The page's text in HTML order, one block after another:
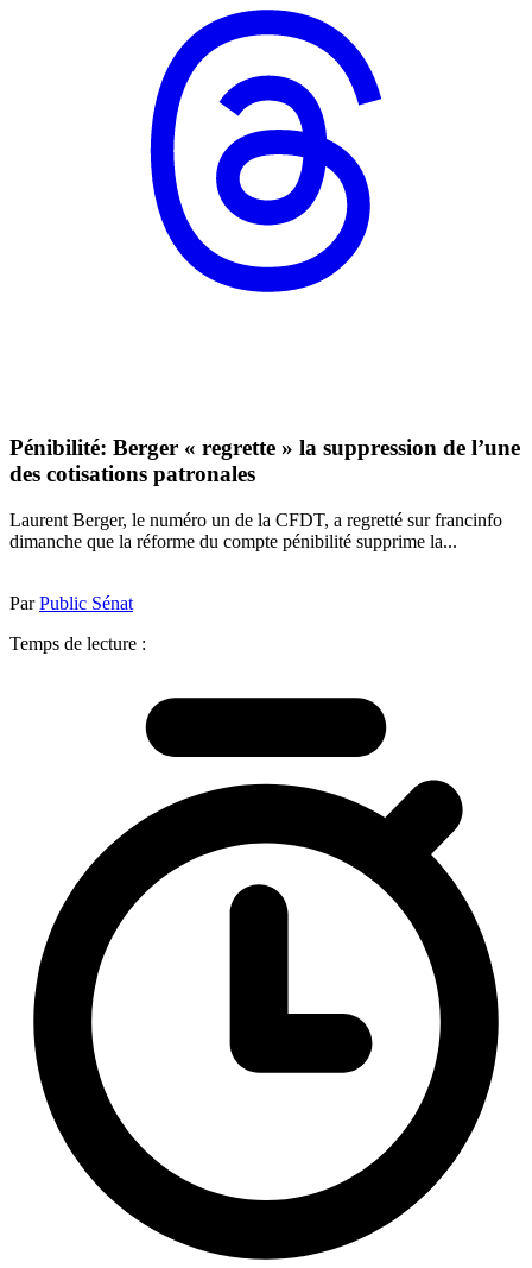
Pénibilité: Berger « regrette » la suppression de l’une
des cotisations patronales
Laurent Berger, le numéro un de la CFDT, a regretté sur francinfo
dimanche que la réforme du compte pénibilité supprime la...
ParPublic Sénat
Temps de lecture :